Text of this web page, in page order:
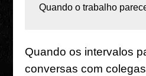
Quando o trabalho
Quando os intervalos
conversas com